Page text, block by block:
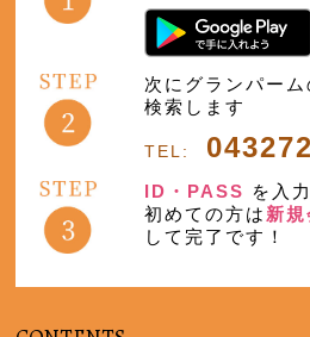
次にグランパー
検索します
TEL:
ID・PASS を入力
初めての方は 新
して完了です！